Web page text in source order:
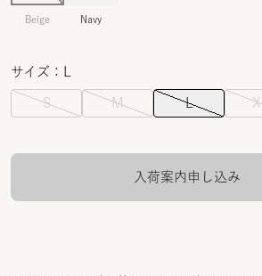
Beige Navy
サイズ：L
S M L
入荷案内申し込み